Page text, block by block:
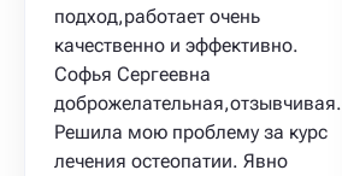
подход,работает очень
качественно и эффективно.
Софья Сергеевна
доброжелательная,отзывчивая.
Решила мою проблему за курс
лечения остеопатии. Явно